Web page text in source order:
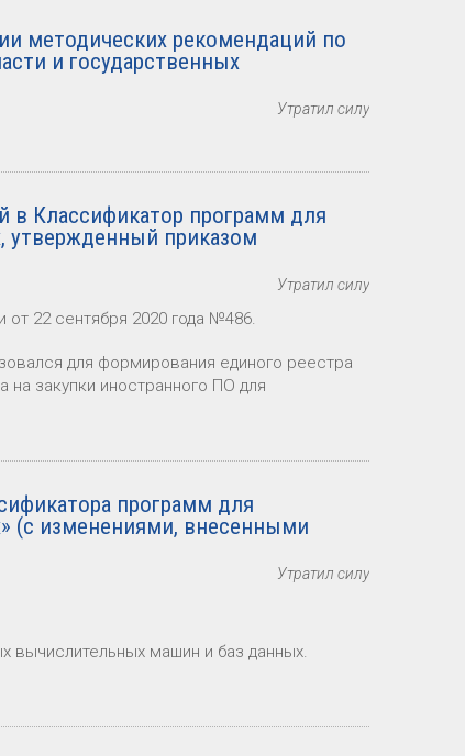
методических рекомендаций по
и государственных
Утратил силу
в Классификатор программ для
утвержденный приказом
Утратил силу
22 сентября 2020 года №486.
для формирования единого реестра
закупки иностранного ПО для
программ для
(с изменениями, внесенными
Утратил силу
вычислительных машин и баз данных.